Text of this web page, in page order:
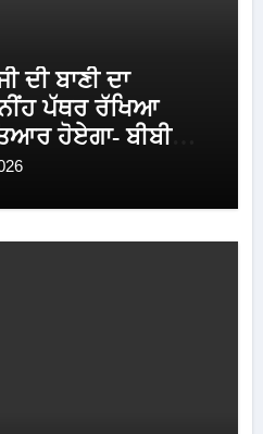
ਦੀ ਬਾਣੀ ਦਾ
ਪੱਥਰ ਰੱਖਿਆ
ਹੋਏਗਾ- ਬੀਬੀ